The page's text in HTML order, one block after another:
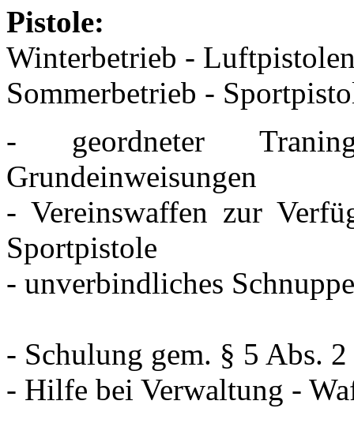
Pistole:
Winterbetrieb -
Sommerbetrieb -
- geordneter
Grundeinweisungen
- Vereinswaffen zur
Sportpistole
- unverbindliches
- Schulung gem. § 5 Abs.
- Hilfe bei Verwaltung -